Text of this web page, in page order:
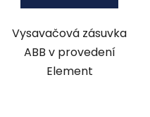
Vysavačová zásuvka
ABB v provedení
Element